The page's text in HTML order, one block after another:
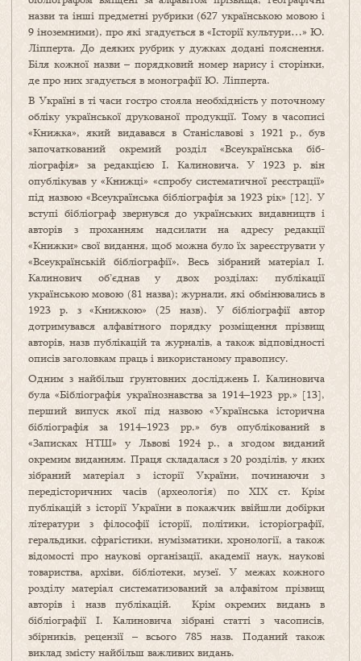
назви та інші предметні рубрики (627 українською мовою і
9 іноземними), про які згадується в «Історії культури…» Ю.
Ліпперта. До деяких рубрик у дужках додані пояснення.
Біля кожної назви – порядковий но­­мер нарису і сторінки,
де про них згадується в монографії Ю. Ліпперта.
В Україні в ті часи гостро стояла необхідність у поточному
обліку української друкованої продукції. Тому в часописі
«Книжка», який видавався в Станіславові з 1921 р., був
започаткований окремий розділ «Всеукраїн­ська біб­
ліографія» за редакцією І. Калиновича. У 1923 р. він
опублікував у «Книжці» «спробу систематичної реєстрації»
під назвою «Всеукраїнська бібліографія за 1923 рік» [12]. У
вступі бібліо­граф звернувся до українських видавництв і
авторів з проханням надсилати на адресу редакції
«Книжки» свої видання, щоб можна було їх зареєструвати у
«Всеукраїнській бібліо­графії». Весь зібраний матеріал І.
Калинович об’єднав у двох розділах: публікації
українською мовою (81 назва); журнали, які обмінювались в
1923 р. з «Книжкою» (25 назв). У бібліографії автор
дотримувався алфавітного порядку розміщення прізвищ
авторів, назв публікацій та журналів, а також відповідності
описів заголовкам праць і використаному правопису.
Одним з найбільш ґрунтовних досліджень І. Калиновича
була «Бібліографія українознавства за 1914–1923 рр.» [13],
перший випуск якої під назвою «Українська історична
бібліографія за 1914–1923 рр.» був опублікований в
«Записках НТШ» у Львові 1924 р., а згодом виданий
окремим виданням. Праця складалася з 20 роз­ділів, у яких
зібраний матеріал з історії України, починаючи з
передісторичних часів (археологія) по ХIХ ст. Крім
публікацій з історії України в покажчик ввійшли добірки
літератури з філософії історії, політики, історіографії,
геральдики, сфрагістики, нумізматики, хронології, а також
відомості про наукові організації, академії наук, наукові
товариства, архіви, бібліотеки, музеї. У межах кожного
розділу матеріал систематизований за алфавітом прізвищ
авторів і назв публікацій. Крім окремих видань в
бібліографії І. Калиновича зібрані статті з часописів,
збірників, рецензії – всього 785 назв. Поданий також
виклад змісту найбільш важливих видань.